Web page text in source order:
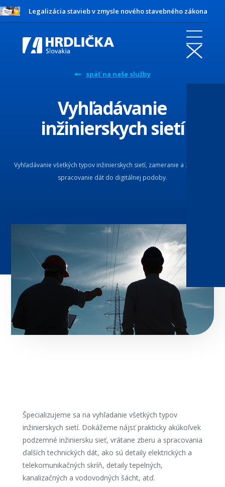
Legalizácia stavieb v zmysle nového stavebného zákona
späť na naše služby
Vyhľadávanie
inžinierskych sietí
Vyhľadávanie všetkých typov inžinierskych sietí, zameranie a zber dát,
spracovanie dát do digitálnej podoby.
Špecializujeme sa na vyhľadanie všetkých typov
inžinierskych sietí. Dokážeme nájsť prakticky akúkoľvek
podzemné inžiniersku sieť, vrátane zberu a spracovania
ďalších technických dát, ako sú detaily elektrických a
telekomunikačných skríň, detaily tepelných,
kanalizačných a vodovodných šácht, atď.